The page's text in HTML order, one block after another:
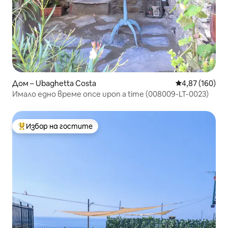
Дом – Ubaghetta Costa Средна
4,87 (160)
Имало едно време once upon a time (008009-LT-0023)
Най-популярен избор на гостите
Избор на гостите